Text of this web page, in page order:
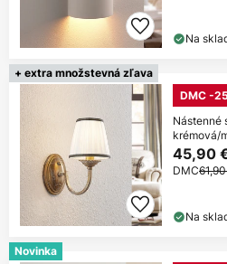
Na
+ extra množstevná zľava
DMC -
Nástenné
krémová/
45,90
DMC
Na
Novinka